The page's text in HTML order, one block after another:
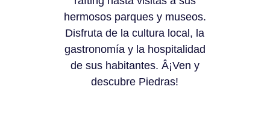
hermosos parques y museos.
Disfruta de la cultura local, la
gastronomía y la hospitalidad
de sus habitantes. Â¡Ven y
descubre Piedras!